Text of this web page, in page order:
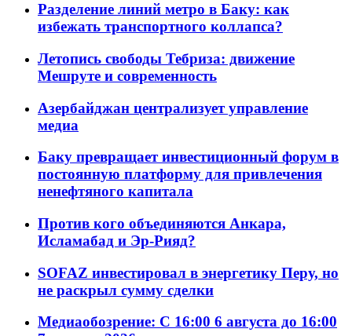
Разделение линий метро в Баку: как
избежать транспортного коллапса?
Летопись свободы Тебриза: движение
Мешруте и современность
Азербайджан централизует управление
медиа
Баку превращает инвестиционный форум в
постоянную платформу для привлечения
ненефтяного капитала
Против кого объединяются Анкара,
Исламабад и Эр-Рияд?
SOFAZ инвестировал в энергетику Перу, но
не раскрыл сумму сделки
Медиаобозрение: С 16:00 6 августа до 16:00